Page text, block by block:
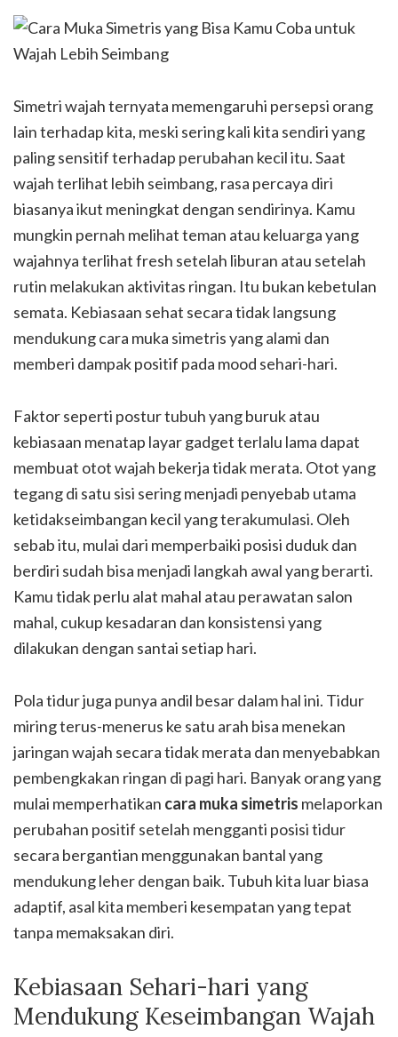
Simetri wajah ternyata memengaruhi persepsi orang
lain terhadap kita, meski sering kali kita sendiri yang
paling sensitif terhadap perubahan kecil itu. Saat
wajah terlihat lebih seimbang, rasa percaya diri
biasanya ikut meningkat dengan sendirinya. Kamu
mungkin pernah melihat teman atau keluarga yang
wajahnya terlihat fresh setelah liburan atau setelah
rutin melakukan aktivitas ringan. Itu bukan kebetulan
semata. Kebiasaan sehat secara tidak langsung
mendukung cara muka simetris yang alami dan
memberi dampak positif pada mood sehari-hari.
Faktor seperti postur tubuh yang buruk atau
kebiasaan menatap layar gadget terlalu lama dapat
membuat otot wajah bekerja tidak merata. Otot yang
tegang di satu sisi sering menjadi penyebab utama
ketidakseimbangan kecil yang terakumulasi. Oleh
sebab itu, mulai dari memperbaiki posisi duduk dan
berdiri sudah bisa menjadi langkah awal yang berarti.
Kamu tidak perlu alat mahal atau perawatan salon
mahal, cukup kesadaran dan konsistensi yang
dilakukan dengan santai setiap hari.
Pola tidur juga punya andil besar dalam hal ini. Tidur
miring terus-menerus ke satu arah bisa menekan
jaringan wajah secara tidak merata dan menyebabkan
pembengkakan ringan di pagi hari. Banyak orang yang
mulai memperhatikan cara muka simetris melaporkan
perubahan positif setelah mengganti posisi tidur
secara bergantian menggunakan bantal yang
mendukung leher dengan baik. Tubuh kita luar biasa
adaptif, asal kita memberi kesempatan yang tepat
tanpa memaksakan diri.
Kebiasaan Sehari-hari yang
Mendukung Keseimbangan Wajah